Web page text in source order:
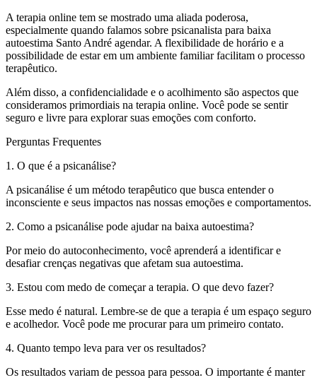
A terapia online tem se mostrado uma aliada poderosa,
especialmente quando falamos sobre psicanalista para baixa
autoestima Santo André agendar. A flexibilidade de horário e a
possibilidade de estar em um ambiente familiar facilitam o processo
terapêutico.
Além disso, a confidencialidade e o acolhimento são aspectos que
consideramos primordiais na terapia online. Você pode se sentir
seguro e livre para explorar suas emoções com conforto.
Perguntas Frequentes
1. O que é a psicanálise?
A psicanálise é um método terapêutico que busca entender o
inconsciente e seus impactos nas nossas emoções e comportamentos.
2. Como a psicanálise pode ajudar na baixa autoestima?
Por meio do autoconhecimento, você aprenderá a identificar e
desafiar crenças negativas que afetam sua autoestima.
3. Estou com medo de começar a terapia. O que devo fazer?
Esse medo é natural. Lembre-se de que a terapia é um espaço seguro
e acolhedor. Você pode me procurar para um primeiro contato.
4. Quanto tempo leva para ver os resultados?
Os resultados variam de pessoa para pessoa. O importante é manter